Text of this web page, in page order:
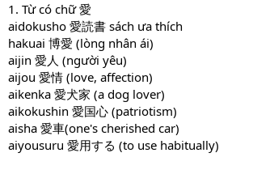
1. Từ có chữ 愛
aidokusho 愛読書 sách ưa thích
hakuai 博愛 (lòng nhân ái)
aijin 愛人 (người yêu)
aijou 愛情 (love, affection)
aikenka 愛犬家 (a dog lover)
aikokushin 愛国心 (patriotism)
aisha 愛車(one's cherished car)
aiyousuru 愛用する (to use habitually)